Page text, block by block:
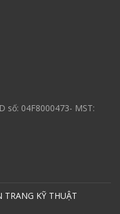
số: 04F8000473- MST:
TRANG KỸ THUẬT